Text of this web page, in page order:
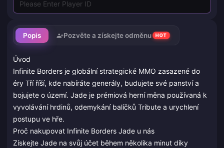
Popis Pozvěte a získejte odměnu HOT
Úvod
Infinite Borders je globální strategické MMO zasazené do
éry Tří říší, kde nabíráte generály, budujete své panství a
bojujete o území. Jade je prémiová herní měna používaná k
vyvolávání hrdinů, odemykání balíčků Tribute a urychlení
postupu ve hře.
Proč nakupovat Infinite Borders Jade u nás
Získejte Jade na svůj účet během několika minut díky